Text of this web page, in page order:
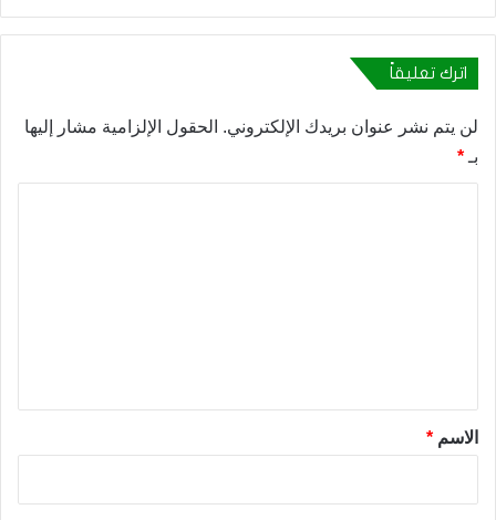
اترك تعليقاً
لن يتم نشر عنوان بريدك الإلكتروني. الحقول الإلزامية مشار إليها
بـ *
*الاسم *